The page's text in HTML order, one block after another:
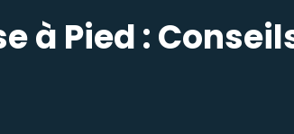
à Pied :